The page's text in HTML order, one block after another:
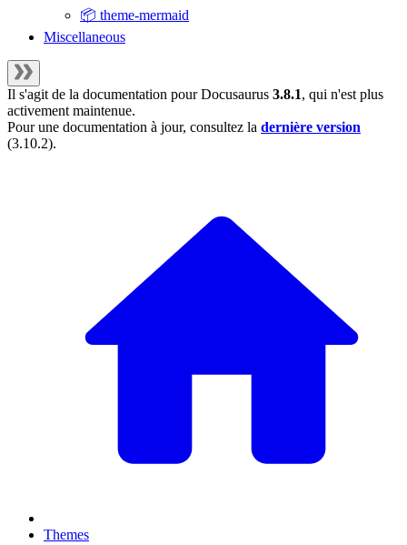
📦 theme-mermaid
Miscellaneous
Il s'agit de la documentation pourDocusaurus 3.8.1, qui n'est plus
activement maintenue.
Pour une documentation à jour, consultez la dernière version
(3.10.2).
Themes